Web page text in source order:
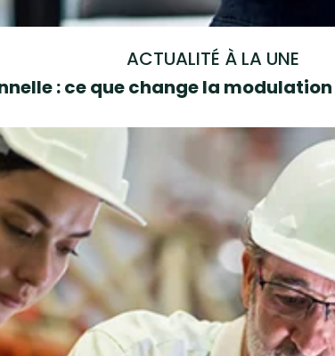
ACTUALITÉ À LA UNE
: ce que change la